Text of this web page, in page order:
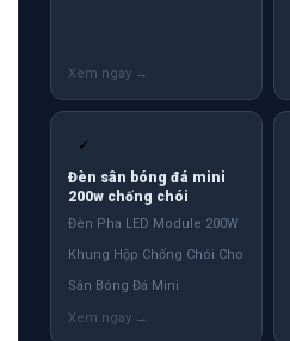
✓
Đèn sân bóng đá mini
200w chống chói
Đèn Pha LED Module 200W
Khung Hộp Chống Chói Cho
Sân Bóng Đá Mini